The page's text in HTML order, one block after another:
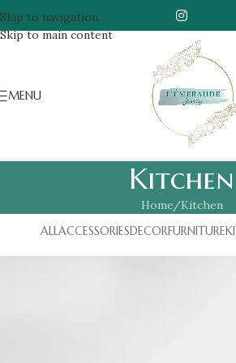
Skip to navigation
Skip to main content
MENU
Kitchen
Home Kitchen
ALLACCESSORIESDECORFURNITURE